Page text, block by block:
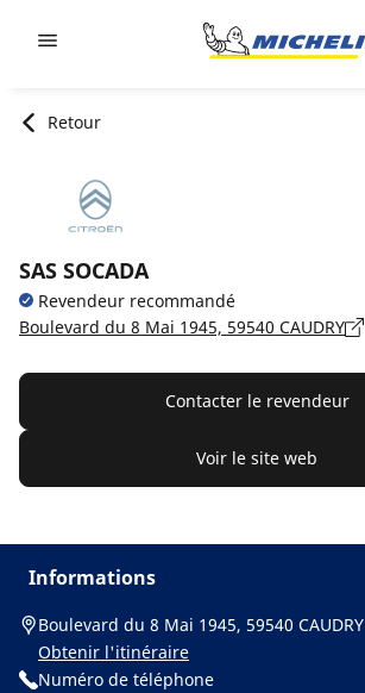
Retour
SAS SOCADA
Revendeur recommandé
Boulevard du 8 Mai 1945, 59540 CAUDRY
Contacter le revendeur
Voir le site web
Informations
Boulevard du 8 Mai 1945, 59540 CAUDRY
Obtenir l'itinéraire
Numéro de téléphone